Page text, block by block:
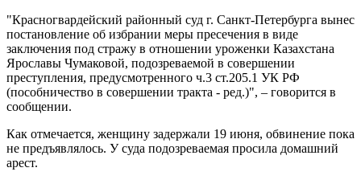
"Красногвардейский районный суд г. Санкт-Петербурга вынес
постановление об избрании меры пресечения в виде
заключения под стражу в отношении уроженки Казахстана
Ярославы Чумаковой, подозреваемой в совершении
преступления, предусмотренного ч.3 ст.205.1 УК РФ
(пособничество в совершении тракта - ред.)", – говорится в
сообщении.
Как отмечается, женщину задержали 19 июня, обвинение пока
не предъявлялось. У суда подозреваемая просила домашний
арест.